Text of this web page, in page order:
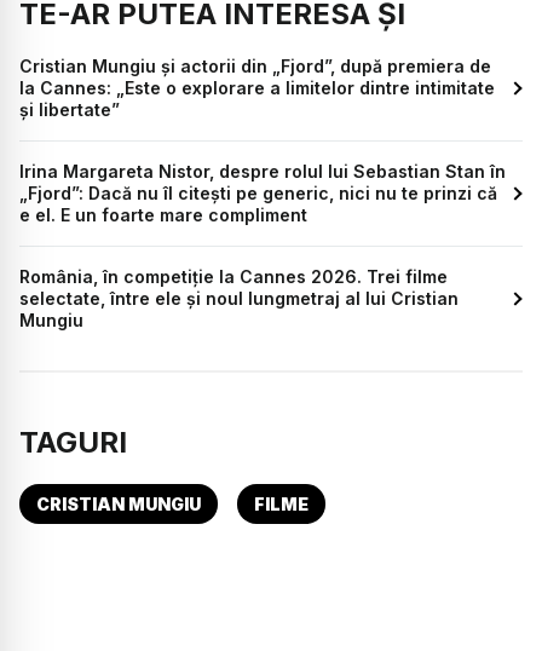
TE-AR PUTEA INTERESA ȘI
Cristian Mungiu și actorii din „Fjord”, după premiera de
la Cannes: „Este o explorare a limitelor dintre intimitate
și libertate”
Irina Margareta Nistor, despre rolul lui Sebastian Stan în
„Fjord”: Dacă nu îl citești pe generic, nici nu te prinzi că
e el. E un foarte mare compliment
România, în competiție la Cannes 2026. Trei filme
selectate, între ele și noul lungmetraj al lui Cristian
Mungiu
TAGURI
CRISTIAN MUNGIU FILME